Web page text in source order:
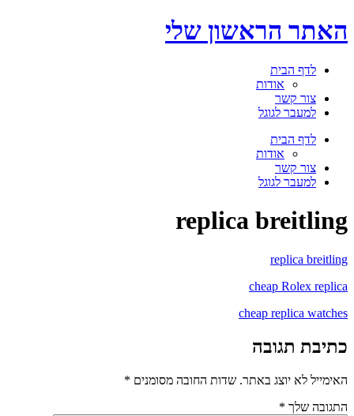
דלג
לתוכן
האתר הראשון שלי
לדף הבית
אודות
צור קשר
למעבר לגוגל
תפריט לדף הבית
אודות
צור קשר
למעבר לגוגל
replica breitling
replica breitling
cheap Rolex replica
cheap replica watches
כתיבת תגובה
האימייל לא יוצג באתר. שדות החובה מסומנים *
התגובה שלך *